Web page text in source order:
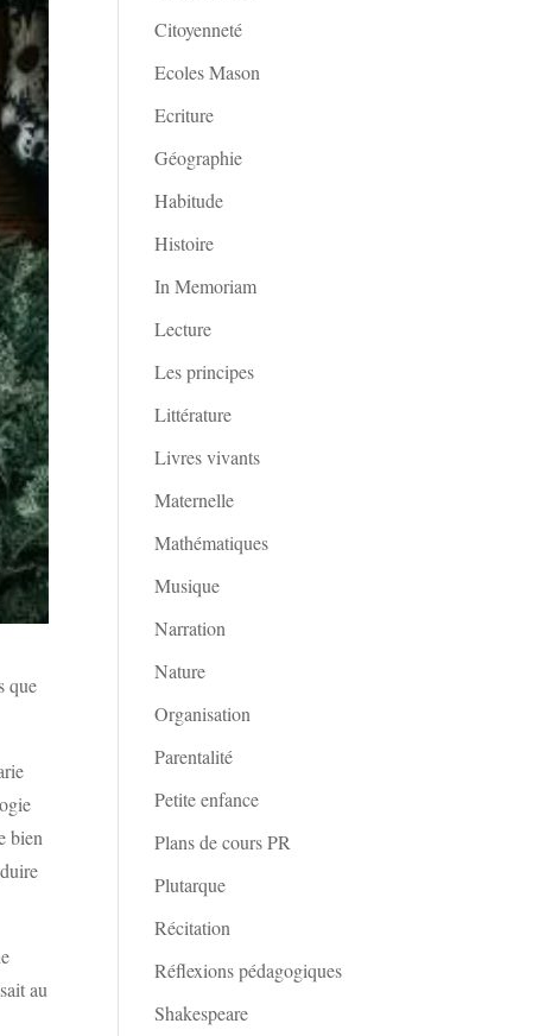
que
bien
au
Citoyenneté
Ecoles Mason
Ecriture
Géographie
Habitude
Histoire
In Memoriam
Lecture
Les principes
Littérature
Livres vivants
Maternelle
Mathématiques
Musique
Narration
Nature
Organisation
Parentalité
Petite enfance
Plans de cours PR
Plutarque
Récitation
Réflexions pédagogiques
Shakespeare